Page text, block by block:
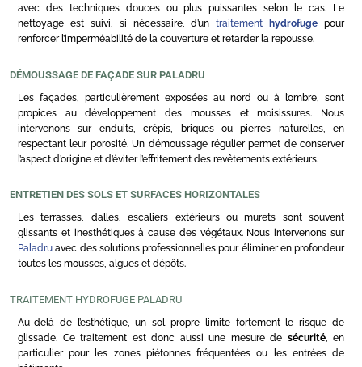
avec des techniques douces ou plus puissantes selon le cas. Le
nettoyage est suivi, si nécessaire, d’untraitement hydrofuge pour
renforcer l’imperméabilité de la couverture et retarder la repousse.
DÉMOUSSAGE DE FAÇADE SUR PALADRU
Les façades, particulièrement exposées au nord ou à l’ombre, sont
propices au développement des mousses et moisissures. Nous
intervenons sur enduits, crépis, briques ou pierres naturelles, en
respectant leur porosité. Un démoussage régulier permet de conserver
l’aspect d’origine et d’éviter l’effritement des revêtements extérieurs.
ENTRETIEN DES SOLS ET SURFACES HORIZONTALES
Les terrasses, dalles, escaliers extérieurs ou murets sont souvent
glissants et inesthétiques à cause des végétaux. Nous intervenons sur
Paladru avec des solutions professionnelles pour éliminer en profondeur
toutes les mousses, algues et dépôts.
TRAITEMENT HYDROFUGE PALADRU
Au-delà de l’esthétique, un sol propre limite fortement le risque de
glissade. Ce traitement est donc aussi une mesure de sécurité, en
particulier pour les zones piétonnes fréquentées ou les entrées de